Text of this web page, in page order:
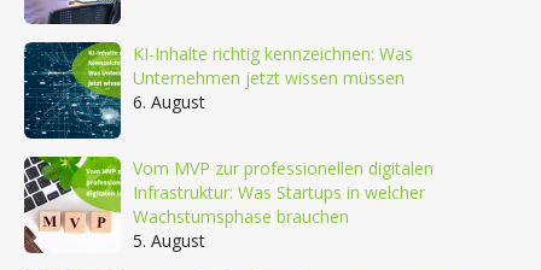
KI-Inhalte richtig kennzeichnen: Was
Unternehmen jetzt wissen müssen
6. August
Vom MVP zur professionellen digitalen
Infrastruktur: Was Startups in welcher
Wachstumsphase brauchen
5. August